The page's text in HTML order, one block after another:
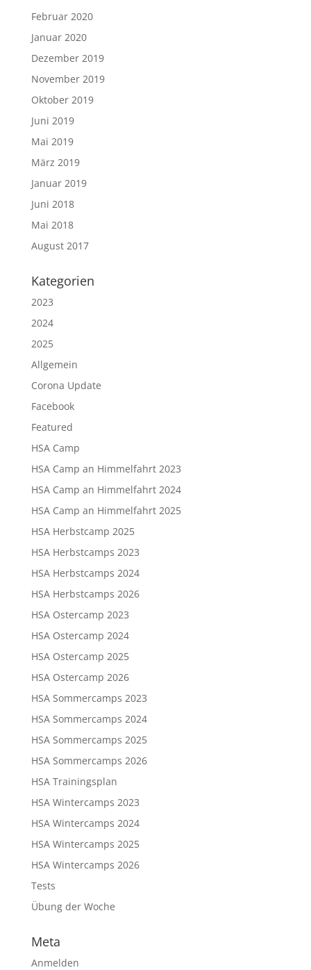
Februar 2020
Januar 2020
Dezember 2019
November 2019
Oktober 2019
Juni 2019
Mai 2019
März 2019
Januar 2019
Juni 2018
Mai 2018
August 2017
Kategorien
2023
2024
2025
Allgemein
Corona Update
Facebook
Featured
HSA Camp
HSA Camp an Himmelfahrt 2023
HSA Camp an Himmelfahrt 2024
HSA Camp an Himmelfahrt 2025
HSA Herbstcamp 2025
HSA Herbstcamps 2023
HSA Herbstcamps 2024
HSA Herbstcamps 2026
HSA Ostercamp 2023
HSA Ostercamp 2024
HSA Ostercamp 2025
HSA Ostercamp 2026
HSA Sommercamps 2023
HSA Sommercamps 2024
HSA Sommercamps 2025
HSA Sommercamps 2026
HSA Trainingsplan
HSA Wintercamps 2023
HSA Wintercamps 2024
HSA Wintercamps 2025
HSA Wintercamps 2026
Tests
Übung der Woche
Meta
Anmelden